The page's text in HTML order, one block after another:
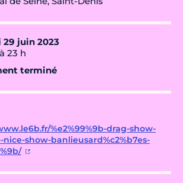
29 juin 2023
23 h
terminé
%e2%99%9b-drag-show-
nice-show-banlieusard%c2%b7es-